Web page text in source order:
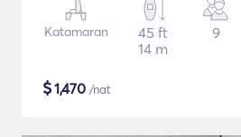
Katamaran
45 ft
14 m
9
$1,470 /nat